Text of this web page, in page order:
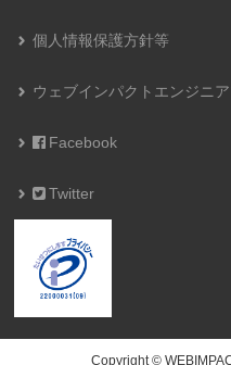
個人情報保護方針等
ウェブインパクトエンジニ
Facebook
Twitter
Copyright ©